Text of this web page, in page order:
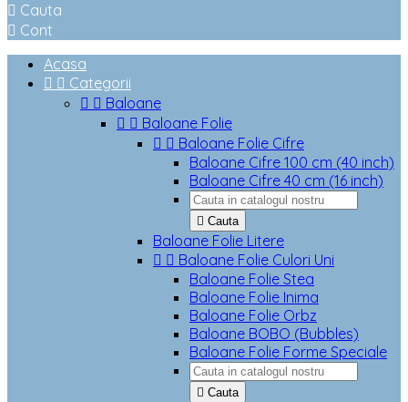
 Cauta
 Cont
Acasa
  Categorii
  Baloane
  Baloane Folie
  Baloane Folie Cifre
Baloane Cifre 100 cm (40 inch)
Baloane Cifre 40 cm (16 inch)
 Cauta
Baloane Folie Litere
  Baloane Folie Culori Uni
Baloane Folie Stea
Baloane Folie Inima
Baloane Folie Orbz
Baloane BOBO (Bubbles)
Baloane Folie Forme Speciale
 Cauta